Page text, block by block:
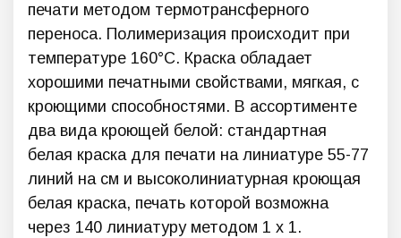
печати методом термотрансферного
переноса. Полимеризация происходит при
температуре 160°C. Краска обладает
хорошими печатными свойствами, мягкая, с
кроющими способностями. В ассортименте
два вида кроющей белой: стандартная
белая краска для печати на линиатуре 55-77
линий на см и высоколиниатурная кроющая
белая краска, печать которой возможна
через 140 линиатуру методом 1 х 1.